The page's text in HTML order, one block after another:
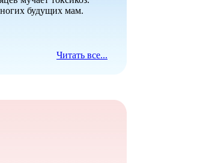
будущих мам.
Читать все...